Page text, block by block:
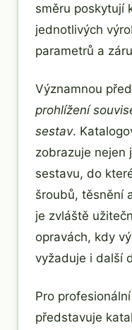
směru poskytují
jednotlivých
parametrů a
Významnou
prohlížení
sestav.
zobrazuje nejen
sestavu, do
šroubů, těsnění
je zvláště
opravách, kdy
vyžaduje i další
Pro
představuje